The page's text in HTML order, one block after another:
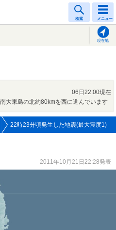
検索 メニュー
現在地
06日22:00現在
大東島の北約80kmを西に進んでいます
22時23分頃発生した地震(最大震度1)
2011年10月21日22:28発表